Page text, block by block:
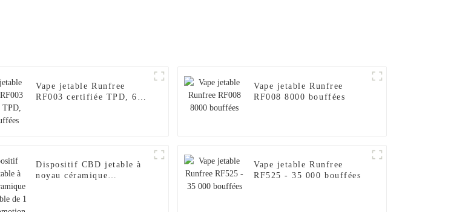
Vape jetable Runfree
RF003 certifiée TPD, 600
Vape jetable Runfree
RF008 8000 bouffées
Dispositif CBD jetable à
noyau céramique
Vape jetable Runfree
RF525 - 35 000 bouffées